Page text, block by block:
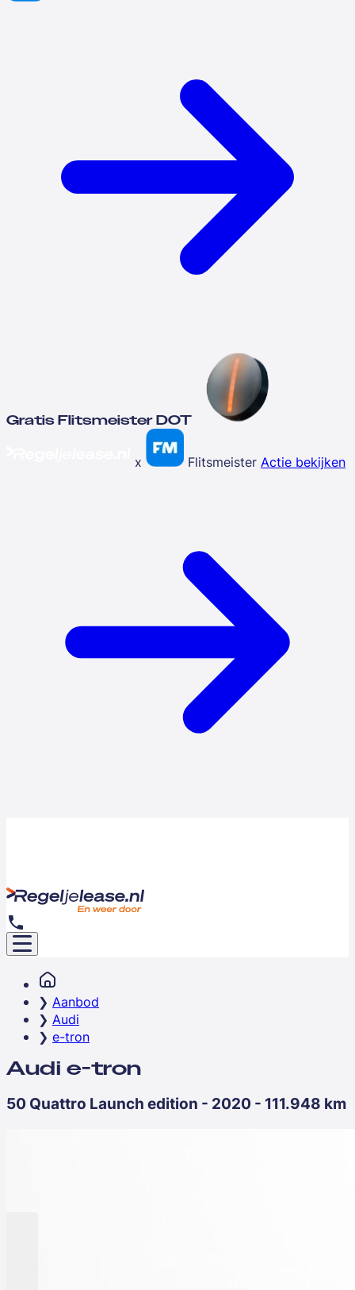
Gratis Flitsmeister DOT
x Flitsmeister Actie bekijken
Aanbod
Audi
e-tron
Audi e-tron
50 Quattro Launch edition - 2020 - 111.948 km